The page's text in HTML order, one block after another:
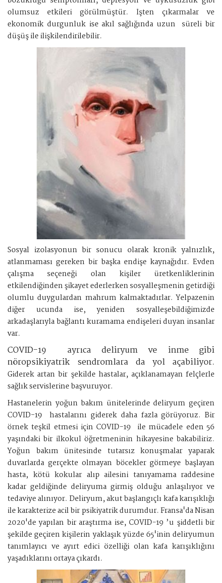
olumsuz etkileri görülmüştür. İşten çıkarmalar ve
ekonomik durgunluk ise akıl sağlığında uzun süreli bir
düşüş ile ilişkilendirilebilir.
Sosyal izolasyonun bir sonucu olarak kronik yalnızlık,
atlanmaması gereken bir başka endişe kaynağıdır. Evden
çalışma seçeneği olan kişiler üretkenliklerinin
etkilendiğinden şikayet ederlerken sosyalleşmenin getirdiği
olumlu duygulardan mahrum kalmaktadırlar. Yelpazenin
diğer ucunda ise, yeniden sosyalleşebildiğimizde
arkadaşlarıyla bağlantı kuramama endişeleri duyan insanlar
var.
COVID-19 ayrıca deliryum ve inme gibi
nöropsikiyatrik sendromlara da yol açabiliyor.
Giderek artan bir şekilde hastalar, açıklanamayan felçlerle
sağlık servislerine başvuruyor.
Hastanelerin yoğun bakım ünitelerinde deliryum geçiren
COVID-19 hastalarını giderek daha fazla görüyoruz. Bir
örnek teşkil etmesi için COVID-19 ile mücadele eden 56
yaşındaki bir ilkokul öğretmeninin hikayesine bakabiliriz.
Yoğun bakım ünitesinde tutarsız konuşmalar yaparak
duvarlarda gerçekte olmayan böcekler görmeye başlayan
hasta, kötü kokular alıp ailesini tanıyamama raddesine
kadar geldiğinde deliryuma girmiş olduğu anlaşılıyor ve
tedaviye alınıyor. Deliryum, akut başlangıçlı kafa karışıklığı
ile karakterize acil bir psikiyatrik durumdur. Fransa'da Nisan
2020'de yapılan bir araştırma ise, COVID-19 ’u şiddetli bir
şekilde geçiren kişilerin yaklaşık yüzde 65'inin deliryumun
tanımlayıcı ve ayırt edici özelliği olan kafa karışıklığını
yaşadıklarını ortaya çıkardı.